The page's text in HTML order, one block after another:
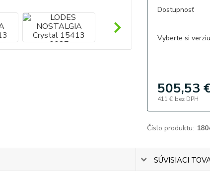
Dostupnosť
Vyberte si
505,53
411 € bez DPH
Číslo produktu:
SÚVISIACI